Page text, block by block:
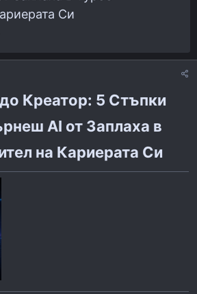
Си
Креатор: 5 Стъпки
AI от Заплаха в
на Кариерата Си